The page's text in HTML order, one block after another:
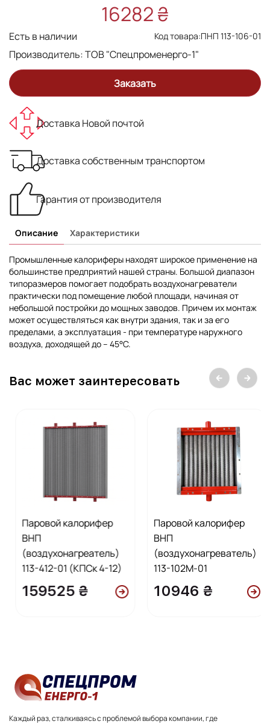
16282 ₴
Есть в наличии Код товара:ПНП 113-106-01
Производитель:ТОВ "Спецпроменерго-1"
Заказать
Доставка Новой почтой
Доставка собственным транспортом
Гарантия от производителя
Описание Характеристики
Промышленные калориферы находят широкое применение на
большинстве предприятий нашей страны. Большой диапазон
типоразмеров помогает подобрать воздухонагреватели
практически под помещение любой площади, начиная от
небольшой постройки до мощных заводов. Причем их монтаж
может осуществляться как внутри здания, так и за его
пределами, а эксплуатация - при температуре наружного
воздуха, доходящей до – 45°С.
Вас может заинтересовать
Паровой калорифер
ВНП
(воздухонагреатель)
113-412-01 (КПСк 4-12)
159525 ₴
Паровой калорифер
ВНП
(воздухонагреватель)
113-102М-01
10946 ₴
Каждый раз, сталкиваясь с проблемой выбора компании, где